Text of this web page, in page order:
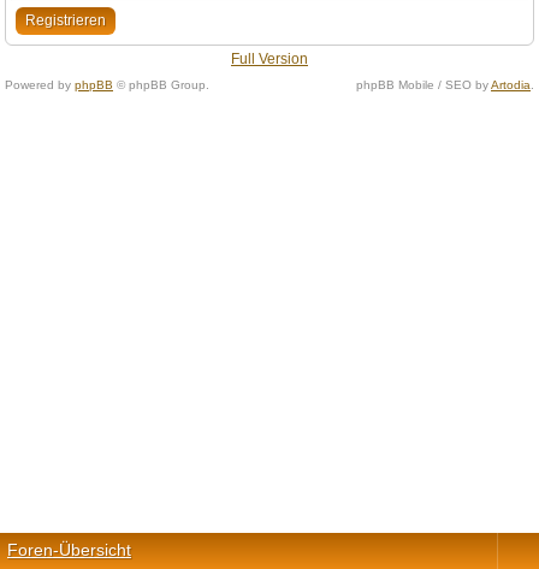
Registrieren
Full Version
Powered by phpBB © phpBB Group. phpBB Mobile / SEO byArtodia
Foren-Übersicht